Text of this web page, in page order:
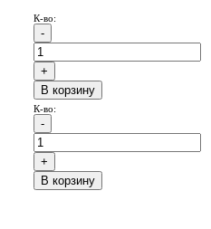
К-во:
B корзину
К-во:
B корзину